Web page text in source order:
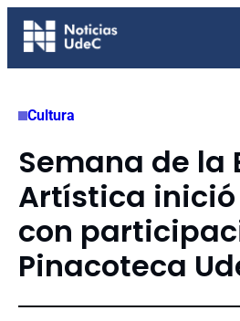
Saltar
Cultura
Semana de la
Artística inició
con
Pinacoteca